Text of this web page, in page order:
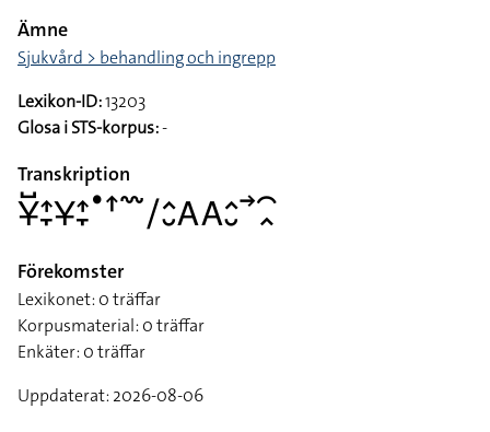
Ämne
Sjukvård > behandling och ingrepp
Lexikon-ID:13203
Glosa i STS-korpus:-
Transkription
􌥃􌤹􌤴􌥙􌥃􌤴􌥙􌤟􌦃􌥳􌥠􌤵􌤷􌤤􌤤􌤵􌤷􌥣􌥯􌥿
Förekomster
Lexikonet: 0 träffar
Korpusmaterial: 0 träffar
Enkäter: 0 träffar
Uppdaterat: 2026-08-06